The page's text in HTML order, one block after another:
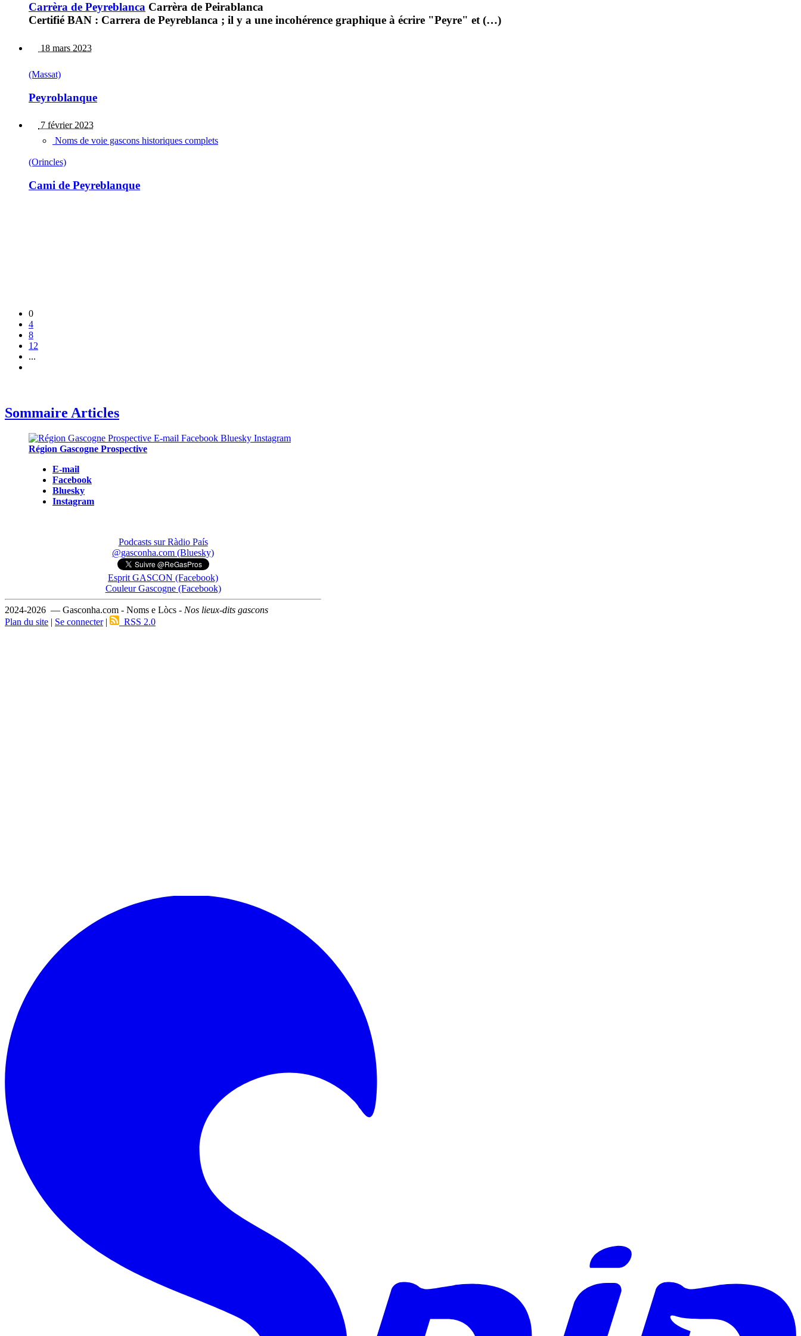
Carrèra de Peyreblanca Carrèra de Peirablanca
Certifié BAN : Carrera de Peyreblanca ; il y a une incohérence graphique à écrire "Peyre" et (…)
18 mars 2023
(Massat)
Peyroblanque
7 février 2023
Noms de voie gascons historiques complets
(Orincles)
Cami de Peyreblanque
0
4
8
12
...
Sommaire Articles
Région Gascogne Prospective
E-mail
Facebook
Bluesky
Instagram
Podcasts sur Ràdio País
@gasconha.com (Bluesky)
Esprit GASCON (Facebook)
Couleur Gascogne (Facebook)
2024-2026 — Gasconha.com - Noms e Lòcs - Nos lieux-dits gascons
Plan du site | Se connecter| RSS 2.0